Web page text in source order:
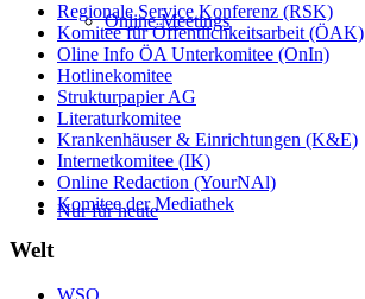
Online Meetings
Nur für heute
Regionale Service Konferenz (RSK)
Komitee für Öffentlichkeitsarbeit (ÖAK)
Oline Info ÖA Unterkomitee (OnIn)
Hotlinekomitee
Strukturpapier AG
Literaturkomitee
Krankenhäuser & Einrichtungen (K&E)
Internetkomitee (IK)
Online Redaction (YourNAl)
Komitee der Mediathek
Welt